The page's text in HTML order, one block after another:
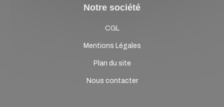
Notre société
CGL
Mentions Légales
Plan du site
Nous contacter